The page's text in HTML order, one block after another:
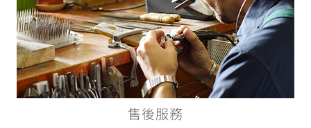
售後服務